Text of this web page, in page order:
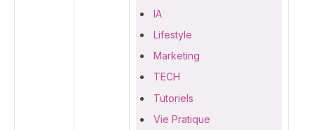
IA
Lifestyle
Marketing
TECH
Tutoriels
Vie Pratique